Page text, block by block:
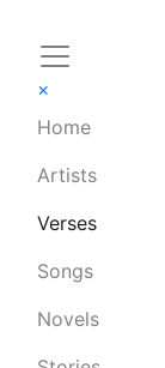
×
Home
Artists
Verses
Songs
Novels